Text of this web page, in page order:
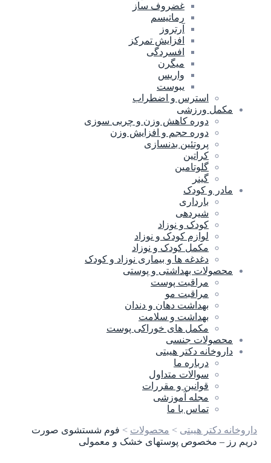
غضروف ساز
رماتیسم
آرتروز
افزایش تمرکز
افسردگی
میگرن
واریس
یبوست
استرس و اضطراب
مکمل ورزشی
دوره کاهش وزن و چربی سوزی
دوره حجم و افزایش وزن
پروتئین بدنسازی
کراتین
گلوتامین
گینر
مادر و کودک
بارداری
شیردهی
کودک و نوزاد
لوازم کودک و نوزاد
مکمل کودک و نوزاد
دغدغه ها و بیماری نوزاد و کودک
محصولات بهداشتی و پوستی
مراقبت پوست
مراقبت مو
بهداشت دهان و دندان
بهداشت و سلامت
مکمل های خوراکی پوست
محصولات جنسی
داروخانه دکتر هیبتی
درباره ما
سوالات متداول
قوانین و مقررات
مجله آموزشی
تماس با ما
داروخانه دکتر هیبتی > محصولات > فوم شستشوی صورت
دریم رز – مخصوص پوستهای خشک و معمولی